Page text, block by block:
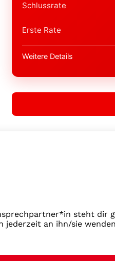
Schlussrate
Erste Rate
Weitere Details
steht dir
jederzeit an ihn/sie